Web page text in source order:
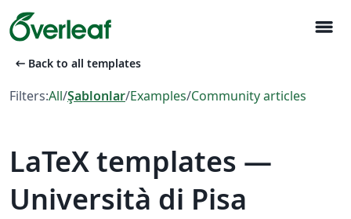
menu
arrow_left_alt Back to all templates
Filters:All/Şablonlar/Examples/Community articles
LaTeX templates —
Università di Pisa